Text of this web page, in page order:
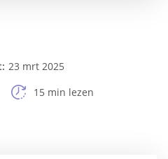
23 mrt 2025
15 min lezen